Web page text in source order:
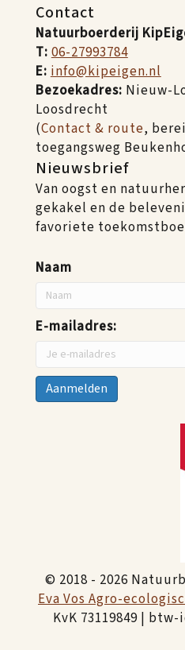
Contact
Natuurboerderij
T:06-27993784
E:info@kipeigen.nl
Bezoekadres: Nieuw-
Loosdrecht
(Contact & route,
toegangsweg
Nieuwsbrief
Van oogst en
gekakel en de
favoriete
Naam
E-mailadres:
© 2018 - 2026
Eva Vos Agro-
KvK 73119849 | btw-